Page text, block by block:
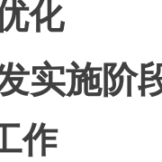
化
实施阶
作